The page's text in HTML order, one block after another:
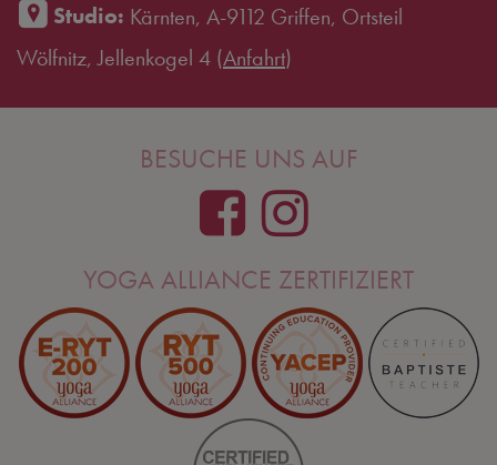
Studio: Kärnten, A-9112 Griffen, Ortsteil
Wölfnitz, Jellenkogel 4 (Anfahrt)
BESUCHE UNS AUF
YOGA ALLIANCE ZERTIFIZIERT